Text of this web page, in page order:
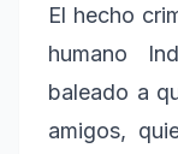
El hecho
humano
baleado a
amigos,